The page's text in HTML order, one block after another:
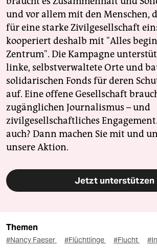
und vor allem mit den Menschen,
für eine starke Zivilgesellschaft
kooperiert deshalb mit "Alles
Zentrum". Die Kampagne
linke, selbstverwaltete Orte und
solidarischen Fonds für deren
auf. Eine offene Gesellschaft
zugänglichen Journalismus – und
zivilgesellschaftliches
auch? Dann machen Sie mit und
unsere Aktion.
Jetzt unterstützen
Themen
#Nancy Faeser #Flüchtlinge #Flucht